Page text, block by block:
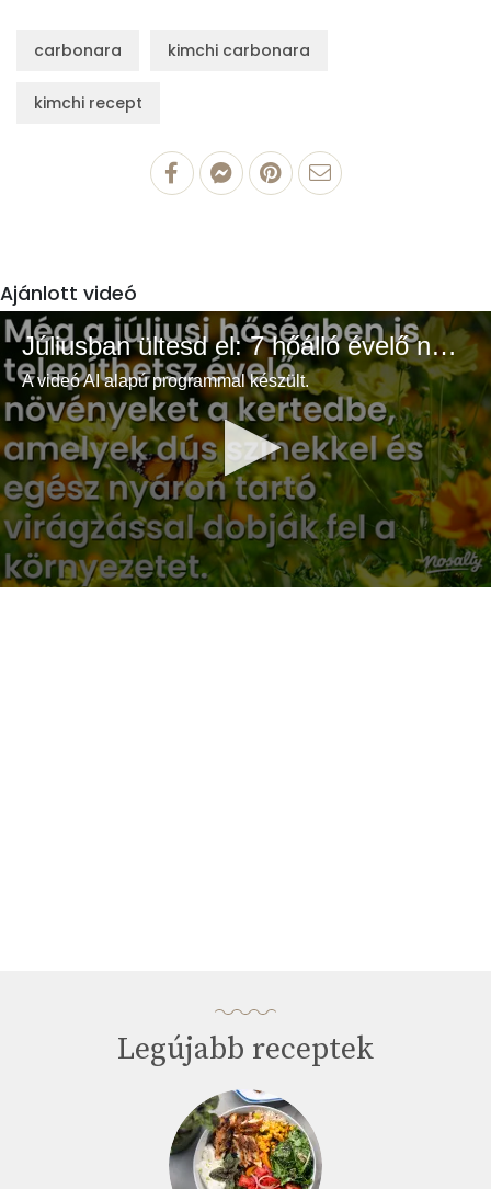
carbonara kimchi carbonara
kimchi recept
Ajánlott videó
Júliusban ültesd el: 7 hőálló évelő növény a színes és buja kertért
A videó AI alapú programmal készült.
Legújabb receptek